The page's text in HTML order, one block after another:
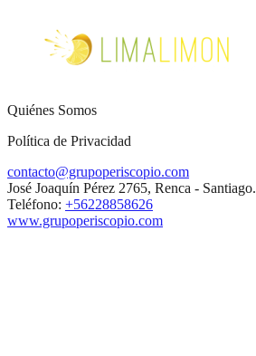
Quiénes Somos
Política de Privacidad
contacto@grupoperiscopio.com
José Joaquín Pérez 2765, Renca - Santiago.
Teléfono: +56228858626
www.grupoperiscopio.com